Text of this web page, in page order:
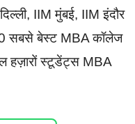
IIM मुंबई, IIM इंदौर
सबसे बेस्ट MBA कॉलेज
हज़ारों स्टूडेंट्स MBA